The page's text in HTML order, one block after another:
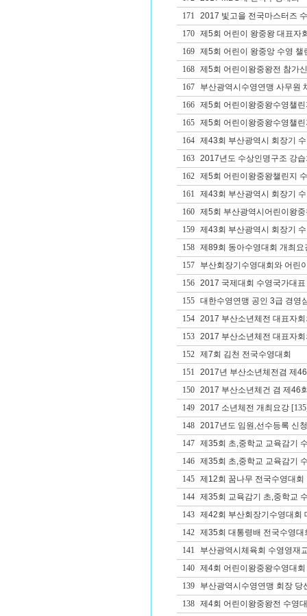
171
2017 빛고을 전국마스터즈
170
제5회 어린이 왕중왕 대표자
169
제5회 어린이 왕중앙 수영 챌
168
제5회 어린이왕중왕전 참가
167
부산광역시수영연맹 사무원
166
제5회 어린이왕중왕수영챌
165
제5회 어린이왕중왕수영챌
164
제43회 부산광역시 회장기
163
2017년도 수상인명구조 강
162
제5회 어린이왕중왕챌린지
161
제43회 부산광역시 회장기
160
제5회 부산광역시어린이왕
159
제43회 부산광역시 회장기
158
제89회 동아수영대회 개최요
157
부산회장기수영대회와 어린
156
2017 국제대회 수영국가대
155
대한수영연맹 공인 3급 경영
154
2017 부산소년체전 대표자
153
2017 부산소년체전 대표자회
152
제7회 김천 전국수영대회
151
2017년 부산소년체전겸 제
150
2017 부산소년체건 겸 제46
149
2017 소년체전 개최요강
148
2017년도 임원,선수등록 신
147
제35회 초,중학교 교육감기
146
제35회 초,중학교 교육감기
145
제12회 꿈나무 전국수영대회
144
제35회 교육감기 초,중학교
143
제42회 부산회장기수영대회
142
제35회 대통령배 전국수영대
141
부산광역시체육회 수영영재
140
제4회 어린이왕중왕수영대
139
부산광역시수영연맹 회장 당
138
제4회 어린이왕중왕전 수영